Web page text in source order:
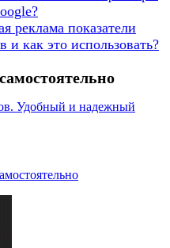
реклама показатели
и как это использовать?
Удобный и надежный